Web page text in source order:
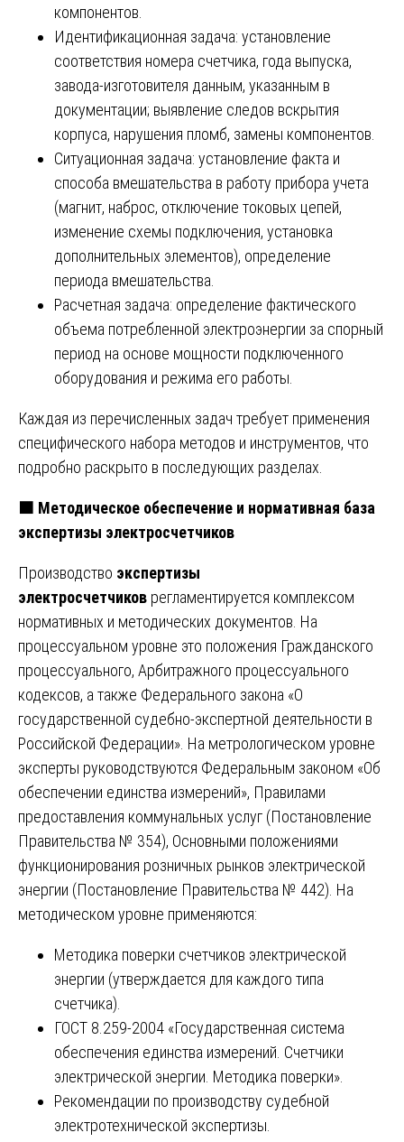
компонентов.
Идентификационная задача: установление
соответствия номера счетчика, года выпуска,
завода-изготовителя данным, указанным в
документации; выявление следов вскрытия
корпуса, нарушения пломб, замены компонентов.
Ситуационная задача: установление факта и
способа вмешательства в работу прибора учета
(магнит, наброс, отключение токовых цепей,
изменение схемы подключения, установка
дополнительных элементов), определение
периода вмешательства.
Расчетная задача: определение фактического
объема потребленной электроэнергии за спорный
период на основе мощности подключенного
оборудования и режима его работы.
Каждая из перечисленных задач требует применения
специфического набора методов и инструментов, что
подробно раскрыто в последующих разделах.
🟧 Методическое обеспечение и нормативная база
экспертизы электросчетчиков
Производство экспертизы
электросчетчиков регламентируется комплексом
нормативных и методических документов. На
процессуальном уровне это положения Гражданского
процессуального, Арбитражного процессуального
кодексов, а также Федерального закона «О
государственной судебно-экспертной деятельности в
Российской Федерации». На метрологическом уровне
эксперты руководствуются Федеральным законом «Об
обеспечении единства измерений», Правилами
предоставления коммунальных услуг (Постановление
Правительства № 354), Основными положениями
функционирования розничных рынков электрической
энергии (Постановление Правительства № 442). На
методическом уровне применяются:
Методика поверки счетчиков электрической
энергии (утверждается для каждого типа
счетчика).
ГОСТ 8.259-2004 «Государственная система
обеспечения единства измерений. Счетчики
электрической энергии. Методика поверки».
Рекомендации по производству судебной
электротехнической экспертизы.